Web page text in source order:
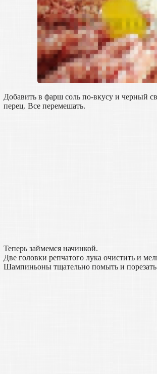
Добавить в фарш соль по-вкусу и черный
перец. Все перемешать.
Теперь займемся начинкой.
Две головки репчатого лука очистить и
Шампиньоны тщательно помыть и